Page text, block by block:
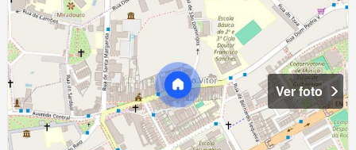
Ver foto